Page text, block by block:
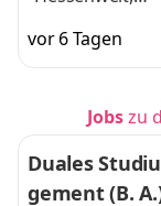
Darmstadt,
Gießen,
Marburg,
vor 6 Tagen
Jobszu
Duales
gement (B.